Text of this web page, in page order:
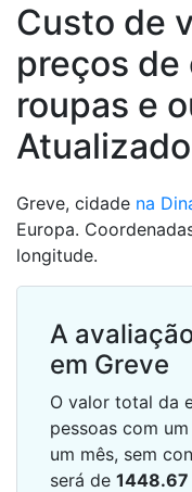
Custo de
preços de
roupas e
Greve, cidade na
Europa.
longitude.
A
em Greve
O valor total da
pessoas com
um mês, sem
será de 1448.67